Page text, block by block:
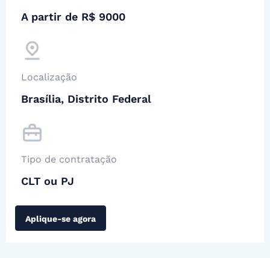
A partir de R$ 9000
Localização
Brasília, Distrito Federal
Tipo de contratação
CLT ou PJ
Aplique-se agora